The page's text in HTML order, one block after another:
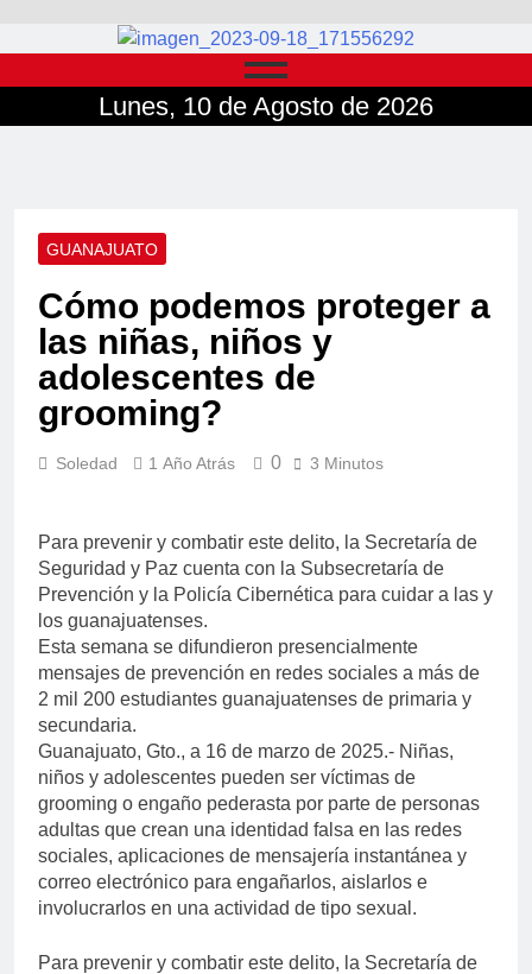
Lunes, 10 de Agosto de 2026
GUANAJUATO
Cómo podemos proteger a
las niñas, niños y
adolescentes de
grooming?
Soledad 1 Año Atrás 0 3 Minutos
Para prevenir y combatir este delito, la Secretaría de
Seguridad y Paz cuenta con la Subsecretaría de
Prevención y la Policía Cibernética para cuidar a las y
los guanajuatenses.
Esta semana se difundieron presencialmente
mensajes de prevención en redes sociales a más de
2 mil 200 estudiantes guanajuatenses de primaria y
secundaria.
Guanajuato, Gto., a 16 de marzo de 2025.- Niñas,
niños y adolescentes pueden ser víctimas de
grooming o engaño pederasta por parte de personas
adultas que crean una identidad falsa en las redes
sociales, aplicaciones de mensajería instantánea y
correo electrónico para engañarlos, aislarlos e
involucrarlos en una actividad de tipo sexual.
Para prevenir y combatir este delito, la Secretaría de